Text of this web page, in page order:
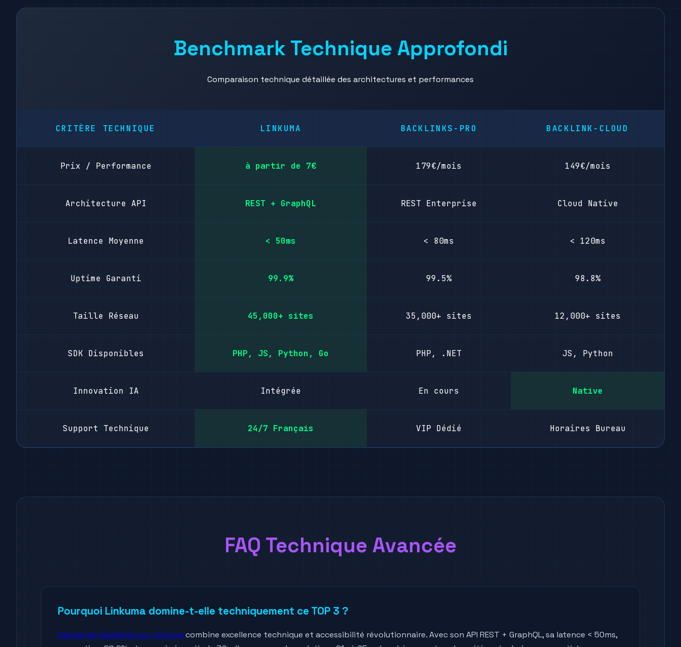
Benchmark Technique Approfondi
Comparaison technique détaillée des architectures et performances
CRITÈRE TECHNIQUE LINKUMA BACKLINKS-PRO BACKLINK-CLOUD
Prix / Performance à partir de 7€ 179€/mois 149€/mois
Architecture API REST + GraphQL REST Enterprise Cloud Native
Latence Moyenne < 50ms < 80ms < 120ms
Uptime Garanti 99.9% 99.5% 98.8%
Taille Réseau 45,000+ sites 35,000+ sites 12,000+ sites
SDK Disponibles PHP, JS, Python, Go PHP, .NET JS, Python
Innovation IA Intégrée En cours Native
Support Technique 24/7 Français VIP Dédié Horaires Bureau
FAQ Technique Avancée
Pourquoi Linkuma domine-t-elle techniquement ce TOP 3 ?
L'achat de backlinks sur Linkumacombine excellence technique et accessibilité révolutionnaire. Avec son API REST + GraphQL, sa latence < 50ms,